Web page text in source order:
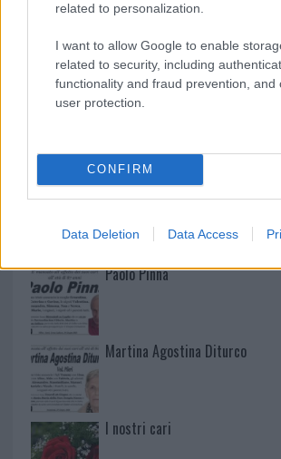
related to personalization.
I want to allow Google to enable
related to security, including
functionality and fraud prevention, and
user protection.
CONFIRM
Data Deletion Data Access
Mario Malu
Paolo Pinna
Martina Agostina Diturco
I nostri cari